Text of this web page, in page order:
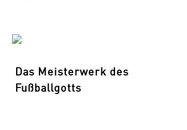
Das Meisterwerk des
Fußballgotts